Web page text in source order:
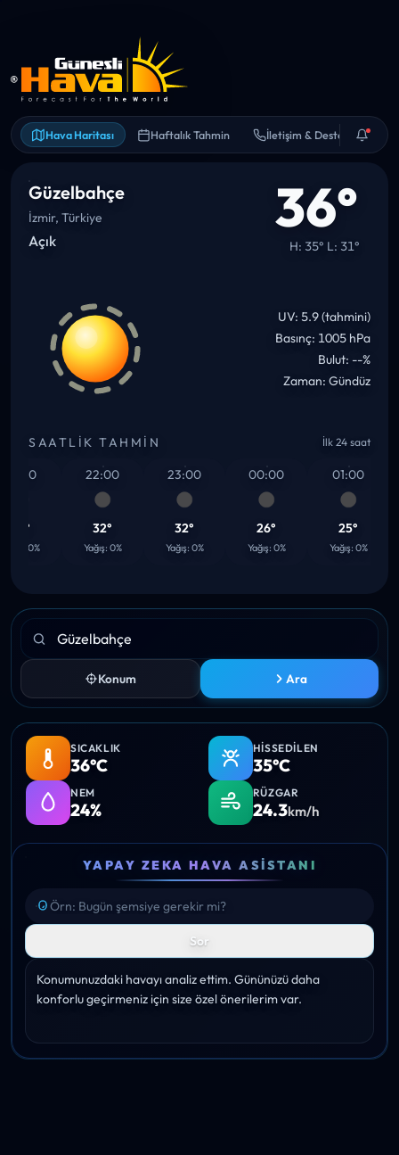
Hava Haritası Haftalık Tahmin İletişim & Destek
Güzelbahçe
İzmir, Türkiye
Açık 36°
H: 35° L: 31°
UV: 5.9 (tahmini)
Basınç: 1005 hPa
Bulut: --%
Zaman: Gündüz
SAATLIK TAHMIN İlk 24 saat
22:00
32°
Yağış: 0%
23:00
32°
Yağış: 0%
00:00
26°
Yağış: 0%
01:00
25°
Yağış: 0%
Konum Ara
SICAKLIK
36°C
HISSEDILEN
35°C
NEM
24%
RÜZGAR
24.3km/h
YAPAY ZEKA HAVA ASISTANI
Sor
Konumunuzdaki havayı analiz ettim. Gününüzü daha
konforlu geçirmeniz için size özel önerilerim var.